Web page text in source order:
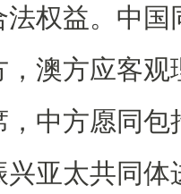
法权益。中
，澳方应客
，中方愿同
兴亚太共同